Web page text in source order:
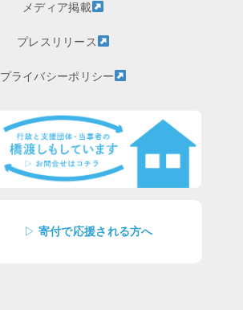
メディア掲載
プレスリリース
プライバシーポリシー
▷ 寄付で応援される方へ